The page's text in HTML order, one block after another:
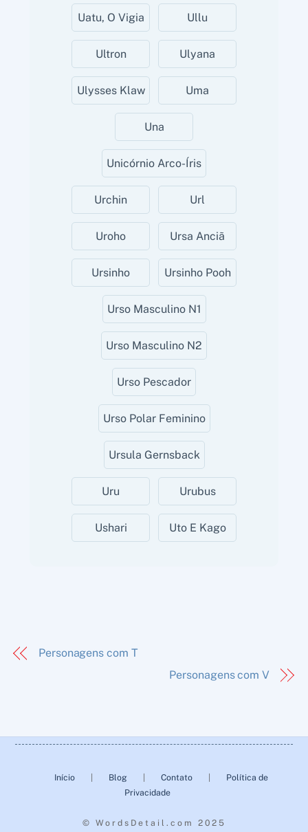
Uatu, O Vigia Ullu
Ultron Ulyana
Ulysses Klaw Uma
Una
Unicórnio Arco-Íris
Urchin Url
Uroho Ursa Anciã
Ursinho Ursinho Pooh
Urso Masculino N1
Urso Masculino N2
Urso Pescador
Urso Polar Feminino
Ursula Gernsback
Uru Urubus
Ushari Uto E Kago
Personagens com T
Personagens com V
Início Blog Contato
Política de
Privacidade
© WordsDetail.com 2025